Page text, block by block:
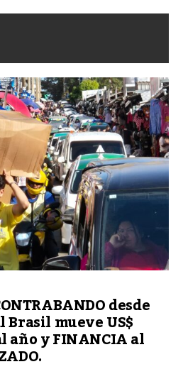
desde
Brasil mueve US$
año y FINANCIA al